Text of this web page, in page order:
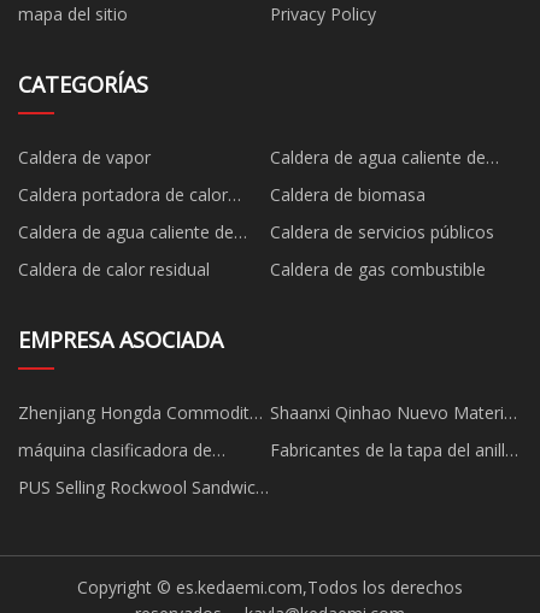
mapa del sitio
Privacy Policy
CATEGORÍAS
Caldera de vapor
Caldera de agua caliente de
vapor de combustible
Caldera portadora de calor
orgánico
Caldera de biomasa
Caldera de agua caliente de
vapor de biomasa
Caldera de servicios públicos
Caldera de calor residual
Caldera de gas combustible
EMPRESA ASOCIADA
Zhenjiang Hongda Commodity
Co.,Ltd
Shaanxi Qinhao Nuevo Material
Tecnología CO ., LIMITADO
máquina clasificadora de
metales fabricada en China
Fabricantes de la tapa del anillo
PUS Selling Rockwool Sandwich
Copyright © es.kedaemi.com,Todos los derechos